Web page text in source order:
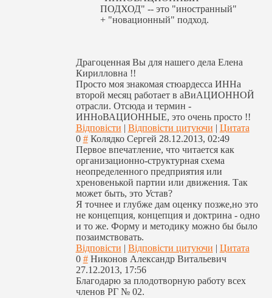
ПОДХОД" -- это "иностранный"
+ "новационный" подход.
Драгоценная Вы для нашего дела Елена
Кирилловна !!
Просто моя знакомая стюардесса ИННа
второй месяц работает в аВиАЦИОННОЙ
отрасли. Отсюда и термин -
ИННоВАЦИОННЫЕ, это очень просто !!
Відповісти | Відповісти цитуючи | Цитата
0 # Колядко Сергей 28.12.2013, 02:49
Первое впечатление, что читается как
организационно-структурная схема
неопределенного предприятия или
хреновенькой партии или движения. Так
может быть, это Устав?
Я точнее и глубже дам оценку позже,но это
не концепция, концепция и доктрина - одно
и то же. Форму и методику можно бы было
позаимствовать.
Відповісти | Відповісти цитуючи | Цитата
0 # Никонов Александр Витальевич
27.12.2013, 17:56
Благодарю за плодотворную работу всех
членов РГ № 02.